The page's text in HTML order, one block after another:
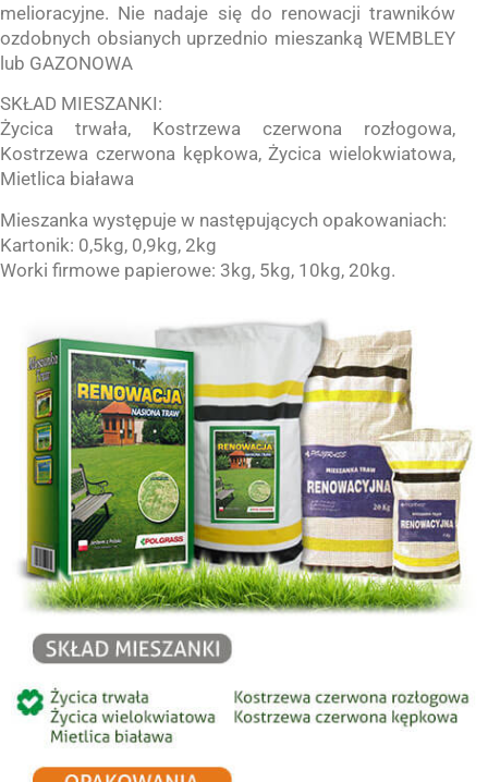
melioracyjne. Nie nadaje się do renowacji trawników
ozdobnych obsianych uprzednio mieszanką WEMBLEY
lub GAZONOWA
SKŁAD MIESZANKI:
Życica trwała, Kostrzewa czerwona rozłogowa,
Kostrzewa czerwona kępkowa, Życica wielokwiatowa,
Mietlica biaława
Mieszanka występuje w następujących opakowaniach:
Kartonik: 0,5kg, 0,9kg, 2kg
Worki firmowe papierowe: 3kg, 5kg, 10kg, 20kg.